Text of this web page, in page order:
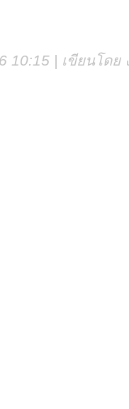
10:15 | เขียนโด